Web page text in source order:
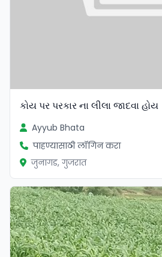
કોય પર પરકાર ના લીલા જાદવા હોય
Ayyub Bhata
पाहण्यासाठी लॉगिन करा
जुनागड, गुजरात